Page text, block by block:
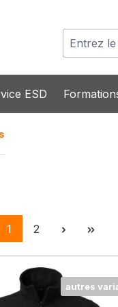
ESD
Page
1 Page
2
autres